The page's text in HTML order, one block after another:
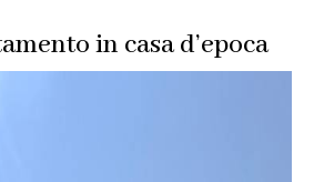
in casa d’epoca